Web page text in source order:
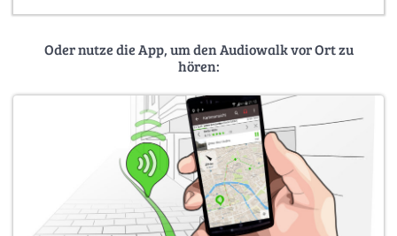
Oder nutze die App, um den Audiowalk vor Ort zu
hören: